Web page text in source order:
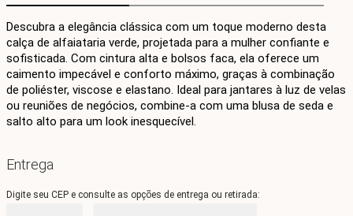
Descubra a elegância clássica com um toque moderno desta
calça de alfaiataria verde, projetada para a mulher confiante e
sofisticada. Com cintura alta e bolsos faca, ela oferece um
caimento impecável e conforto máximo, graças à combinação
de poliéster, viscose e elastano. Ideal para jantares à luz de velas
ou reuniões de negócios, combine-a com uma blusa de seda e
salto alto para um look inesquecível.
Entrega
Digite seu CEP e consulte as opções de entrega ou retirada: